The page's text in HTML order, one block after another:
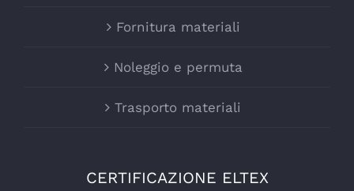
Fornitura materiali
Noleggio e permuta
Trasporto materiali
CERTIFICAZIONE ELTEX